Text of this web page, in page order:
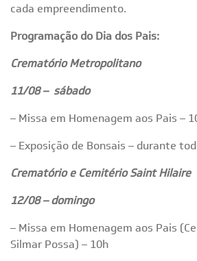
cada empreendimento.
Programação do Dia dos Pais:
Crematório Metropolitano
11/08 – sábado
– Missa em Homenagem aos Pais –
– Exposição de Bonsais – durante
Crematório e Cemitério Saint Hilaire
12/08 – domingo
– Missa em Homenagem aos Pais
Silmar Possa) – 10h